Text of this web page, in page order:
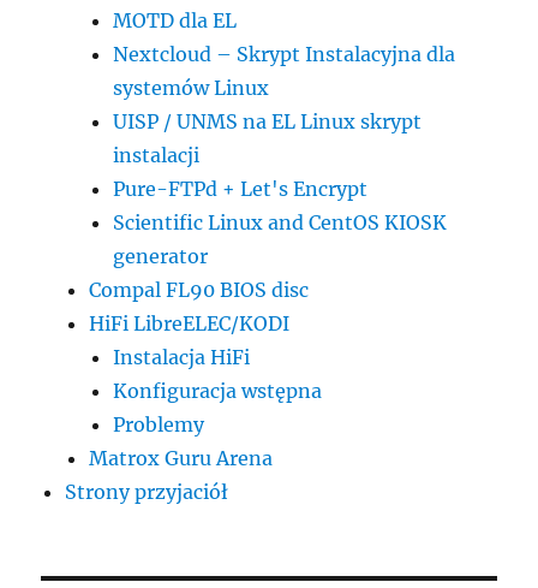
MOTD dla EL
Nextcloud – Skrypt Instalacyjna dla
systemów Linux
UISP / UNMS na EL Linux skrypt
instalacji
Pure-FTPd + Let's Encrypt
Scientific Linux and CentOS KIOSK
generator
Compal FL90 BIOS disc
HiFi LibreELEC/KODI
Instalacja HiFi
Konfiguracja wstępna
Problemy
Matrox Guru Arena
Strony przyjaciół